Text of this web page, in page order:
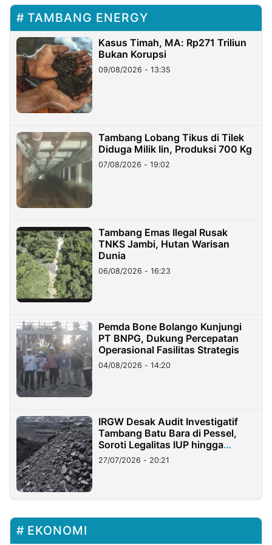
TAMBANG ENERGY
Kasus Timah, MA: Rp271 Triliun
Bukan Korupsi
09/08/2026 - 13:35
Tambang Lobang Tikus di Tilek
Diduga Milik Iin, Produksi 700 Kg
07/08/2026 - 19:02
Tambang Emas Ilegal Rusak
TNKS Jambi, Hutan Warisan
Dunia
06/08/2026 - 16:23
Pemda Bone Bolango Kunjungi
PT BNPG, Dukung Percepatan
Operasional Fasilitas Strategis
04/08/2026 - 14:20
IRGW Desak Audit Investigatif
Tambang Batu Bara di Pessel,
Soroti Legalitas IUP hingga
Stockpile
27/07/2026 - 20:21
EKONOMI